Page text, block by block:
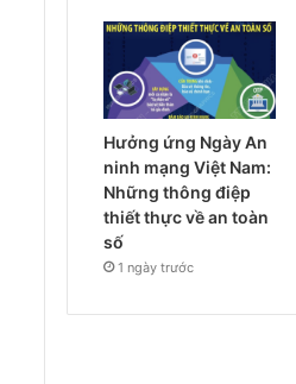
Hưởng ứng Ngày An
ninh mạng Việt Nam:
Những thông điệp
thiết thực về an toàn
số
1 ngày trước